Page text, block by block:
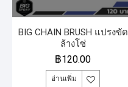
BIG CHAIN BRUSH แปรงขัด
ล้างโซ่
฿120.00
อ่านเพิ่ม